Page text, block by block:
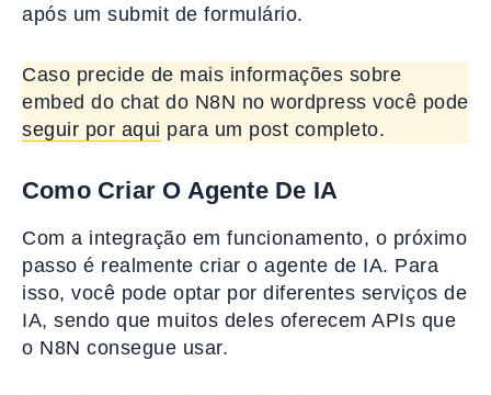
após um submit de formulário.
Caso precide de mais informações sobre
embed do chat do N8N no wordpress você pode
seguir por aqui para um post completo.
Como Criar O Agente De IA
Com a integração em funcionamento, o próximo
passo é realmente criar o agente de IA. Para
isso, você pode optar por diferentes serviços de
IA, sendo que muitos deles oferecem APIs que
o N8N consegue usar.